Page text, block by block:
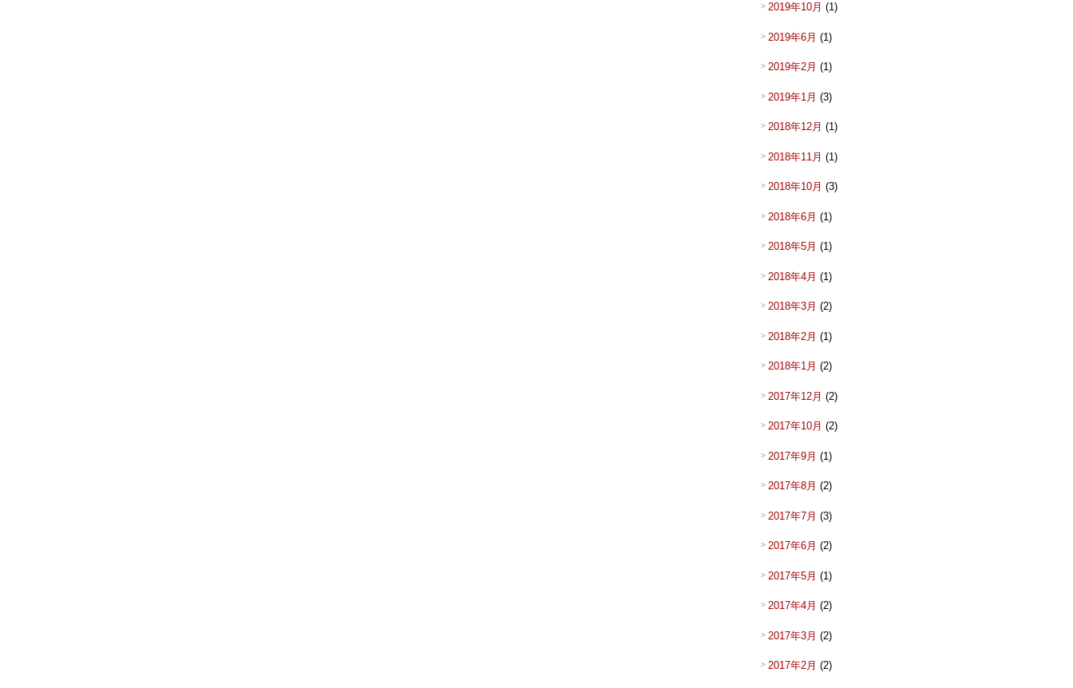
2019年10月 (1)
2019年6月 (1)
2019年2月 (1)
2019年1月 (3)
2018年12月 (1)
2018年11月 (1)
2018年10月 (3)
2018年6月 (1)
2018年5月 (1)
2018年4月 (1)
2018年3月 (2)
2018年2月 (1)
2018年1月 (2)
2017年12月 (2)
2017年10月 (2)
2017年9月 (1)
2017年8月 (2)
2017年7月 (3)
2017年6月 (2)
2017年5月 (1)
2017年4月 (2)
2017年3月 (2)
2017年2月 (2)